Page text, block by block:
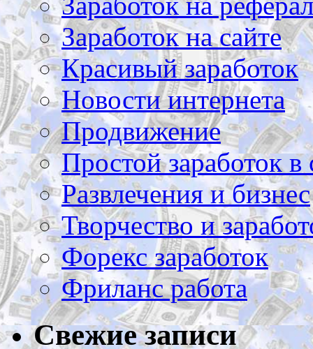
Заработок на сайте
Красивый заработок
Новости интернета
Продвижение
Простой заработок в
Развлечения и бизнес
Творчество и
Форекс заработок
Фриланс работа
Свежие записи